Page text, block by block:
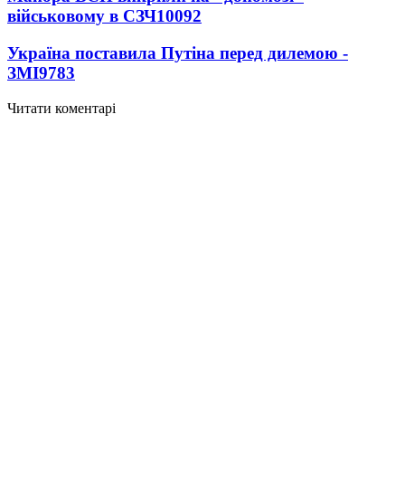
військовому в СЗЧ10092
Україна поставила Путіна перед дилемою -
ЗМІ9783
Читати коментарі